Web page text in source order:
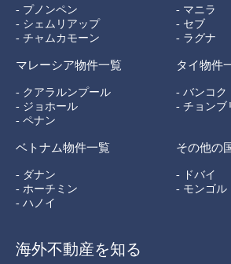
- プノンペン
- シェムリアップ
- チャムカモーン
- マニラ
- セブ
- ラグナ
マレーシア物件一覧
- クアラルンプール
- ジョホール
- ペナン
タイ物件
- バンコク
- チョンブ
ベトナム物件一覧
- ダナン
- ホーチミン
- ハノイ
その他の
- ドバイ
- モンゴル
海外不動産を知る